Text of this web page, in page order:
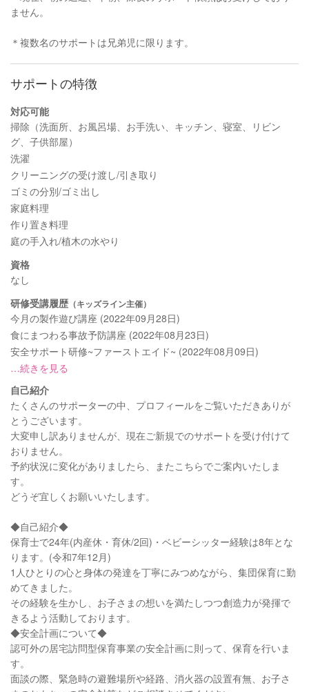
ません。
＊複数名のサポートは兄弟児に限ります。
サポートの特徴
対応可能
掃除（洗面所、お風呂場、お手洗い、キッチン、寝室、リビン
グ、子供部屋）
洗濯
クリーニングの受け渡し/引き取り
ゴミの分別/ゴミ出し
家庭料理
作り置き料理
庭の手入れ/植木の水やり
資格
なし
研修受講履歴 （キッズライン主催）
今月の製作遊び講座 (2022年09月28日)
食にまつわる事故予防講座 (2022年08月23日)
安全サポート研修~ファーストエイド~ (2022年08月09日)
…続きを見る
自己紹介
たくさんのサポーターの中、プロフィールをご覧いただきありが
とうございます。
大変申し訳ありませんが、現在ご新規でのサポートを受け付けて
おりません。
予約状況に変化がありましたら、またこちらでご案内いたしま
す。
どうぞ宜しくお願いいたします。
◆自己紹介◆
保育士で24年(内産休・育休/2回)・ベビーシッター経験は8年とな
ります。(令和7年12月)
1人ひとりの心と身体の発達を丁寧にみつめながら、集団保育に勤
めてきました。
その経験を生かし、お子さまの想いを満たしつつ創造力が発揮で
きるよう活動しております。
◆安全計画について◆
認可外の居宅訪問型保育事業の安全計画に則って、保育を行いま
す。
面談の際、緊急時の避難場所や経路、消火器の設置有無、お子さ